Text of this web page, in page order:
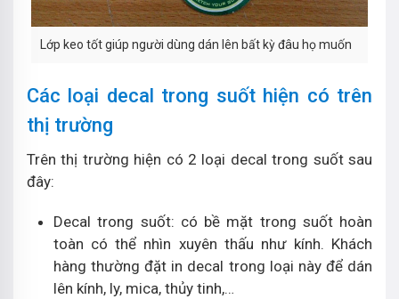
Lớp keo tốt giúp người dùng dán lên bất kỳ đâu họ muốn
Các loại decal trong suốt hiện có trên
thị trường
Trên thị trường hiện có 2 loại decal trong suốt sau
đây:
Decal trong suốt: có bề mặt trong suốt hoàn
toàn có thể nhìn xuyên thấu như kính. Khách
hàng thường đặt in decal trong loại này để dán
lên kính, ly, mica, thủy tinh,…